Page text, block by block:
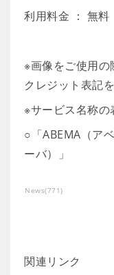
利用料金 ： 無料
※画像をご使用
クレジット表記
※サービス名称の
○「ABEMA（
ーバ）」
News(771)
関連リンク